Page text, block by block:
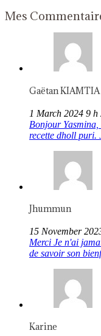
Mes
Gaëtan KIAMTIA
1 March 2024 9 h
Bonjour Yasmina,
recette dholl puri.
Jhummun
15 November
Merci Je n'ai
de savoir son
Karine